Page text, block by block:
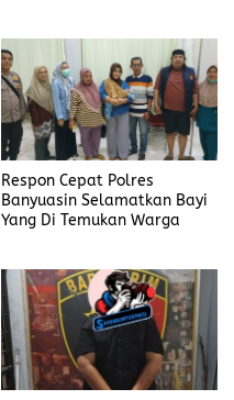
Respon Cepat Polres
Banyuasin Selamatkan Bayi
Yang Di Temukan Warga